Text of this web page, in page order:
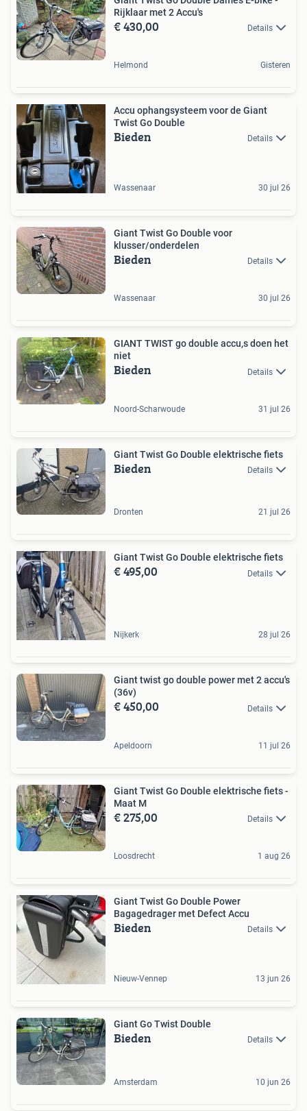
Rijklaar met 2 Accu's
€ 430,00 Details
Helmond Gisteren
Accu ophangsysteem voor de Giant
Twist Go Double
Bieden Details
Wassenaar 30 jul 26
Giant Twist Go Double voor
klusser/onderdelen
Bieden Details
Wassenaar 30 jul 26
GIANT TWIST go double accu,s doen het
niet
Bieden Details
Noord-Scharwoude 31 jul 26
Giant Twist Go Double elektrische fiets
Bieden Details
Dronten 21 jul 26
Giant Twist Go Double elektrische fiets
€ 495,00 Details
Nijkerk 28 jul 26
Giant twist go double power met 2 accu's
(36v)
€ 450,00 Details
Apeldoorn 11 jul 26
Giant Twist Go Double elektrische fiets -
Maat M
€ 275,00 Details
Loosdrecht 1 aug 26
Giant Twist Go Double Power
Bagagedrager met Defect Accu
Bieden Details
Nieuw-Vennep 13 jun 26
Giant Go Twist Double
Bieden Details
Amsterdam 10 jun 26